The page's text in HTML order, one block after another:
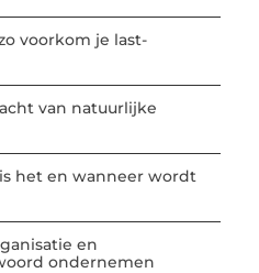
voorkom je last-
van natuurlijke
het en wanneer wordt
en
ondernemen